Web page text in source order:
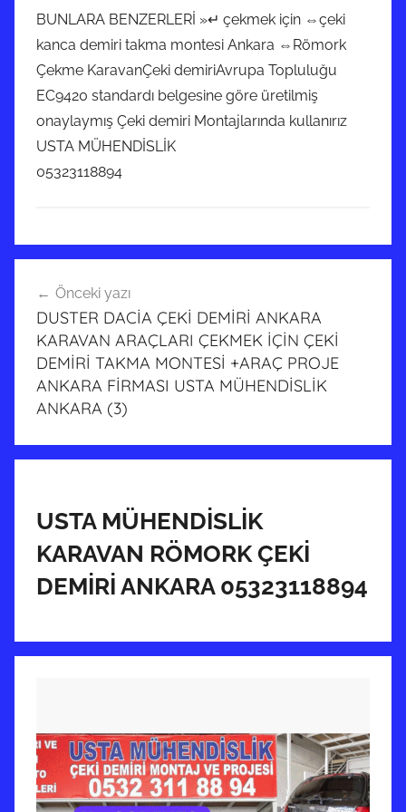
BUNLARA BENZERLERİ »↵ çekmek için ⇔çeki
kanca demiri takma montesi Ankara ⇔Römork
Çekme KaravanÇeki demiriAvrupa Topluluğu
EC9420 standardı belgesine göre üretilmiş
onaylaymış Çeki demiri Montajlarında kullanırız
USTA MÜHENDİSLİK
05323118894
gezinmesi
Önceki yazı
DUSTER DACİA ÇEKİ DEMİRİ ANKARA
KARAVAN ARAÇLARI ÇEKMEK İÇİN ÇEKİ
DEMİRİ TAKMA MONTESİ +ARAÇ PROJE
ANKARA FİRMASI USTA MÜHENDİSLİK
ANKARA (3)
USTA MÜHENDİSLİK
KARAVAN RÖMORK ÇEKİ
DEMİRİ ANKARA 05323118894